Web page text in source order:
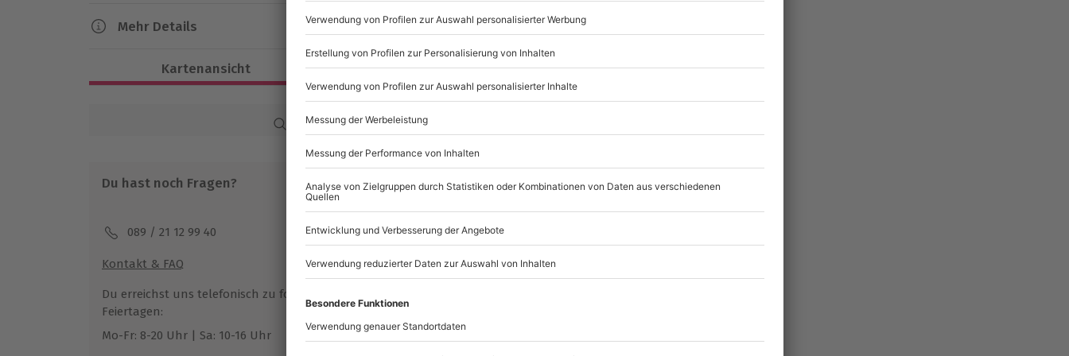
Mehr Details
Gesamtdauer: ca. 70 Minuten
Ganzjährig zu bestimmten Terminen verfügbar
eines Erziehungsberechtigten)
Körpergröße: mind. 1,40 m
Teilnahme für Personen mit Handicap nach Absprache mit dem
Veranstalter möglich
Wetter
Kartenansicht Listenansicht
Karte in Großansicht
Du hast noch Fragen?
089 / 21 12 99 40
Kontakt & FAQ
mydaysGmbH
Mühldorfstraße 8
81671 München
Du erreichst uns telefonisch zu folgenden Zeiten, außer an bundesweiten
Feiertagen:
Mo-Fr: 8-20 Uhr | Sa: 10-16 Uhr